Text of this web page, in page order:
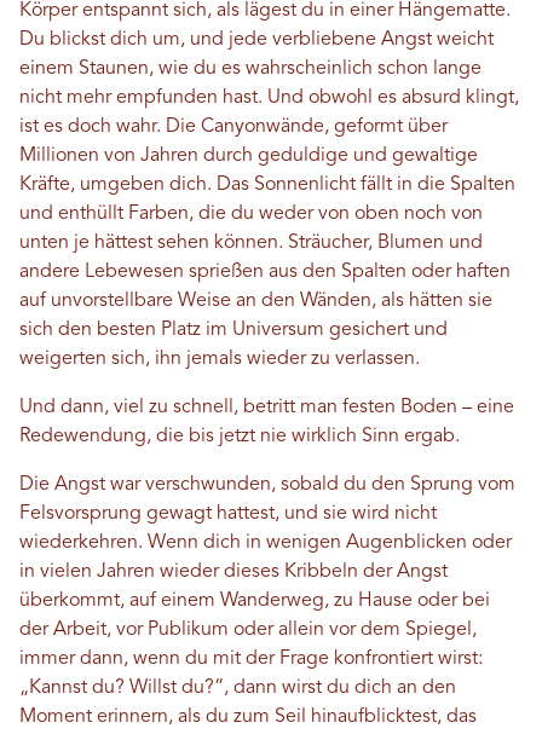
Körper entspannt sich, als lägest du in einer Hängematte.
Du blickst dich um, und jede verbliebene Angst weicht
einem Staunen, wie du es wahrscheinlich schon lange
nicht mehr empfunden hast. Und obwohl es absurd klingt,
ist es doch wahr. Die Canyonwände, geformt über
Millionen von Jahren durch geduldige und gewaltige
Kräfte, umgeben dich. Das Sonnenlicht fällt in die Spalten
und enthüllt Farben, die du weder von oben noch von
unten je hättest sehen können. Sträucher, Blumen und
andere Lebewesen sprießen aus den Spalten oder haften
auf unvorstellbare Weise an den Wänden, als hätten sie
sich den besten Platz im Universum gesichert und
weigerten sich, ihn jemals wieder zu verlassen.
Und dann, viel zu schnell, betritt man festen Boden – eine
Redewendung, die bis jetzt nie wirklich Sinn ergab.
Die Angst war verschwunden, sobald du den Sprung vom
Felsvorsprung gewagt hattest, und sie wird nicht
wiederkehren. Wenn dich in wenigen Augenblicken oder
in vielen Jahren wieder dieses Kribbeln der Angst
überkommt, auf einem Wanderweg, zu Hause oder bei
der Arbeit, vor Publikum oder allein vor dem Spiegel,
immer dann, wenn du mit der Frage konfrontiert wirst:
„Kannst du? Willst du?“, dann wirst du dich an den
Moment erinnern, als du zum Seil hinaufblicktest, das